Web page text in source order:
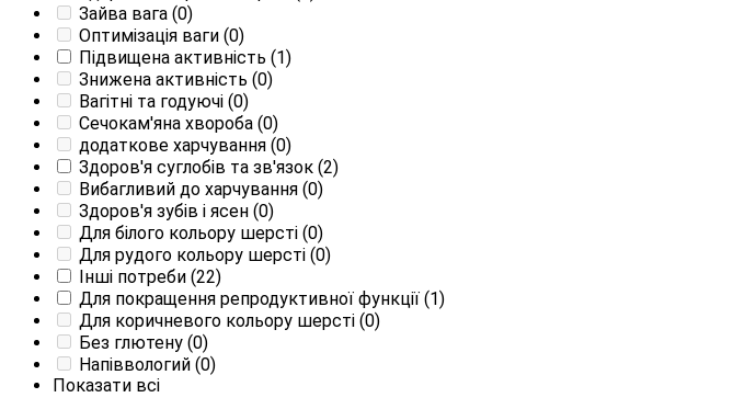
Зайва вага (0)
Оптимізація ваги (0)
Підвищена активність (1)
Знижена активність (0)
Вагітні та годуючі (0)
Сечокам'яна хвороба (0)
додаткове харчування (0)
Здоров'я суглобів та зв'язок (2)
Вибагливий до харчування (0)
Здоров'я зубів і ясен (0)
Для білого кольору шерсті (0)
Для рудого кольору шерсті (0)
Інші потреби (22)
Для покращення репродуктивної функції (1)
Для коричневого кольору шерсті (0)
Без глютену (0)
Напіввологий (0)
Показати всі